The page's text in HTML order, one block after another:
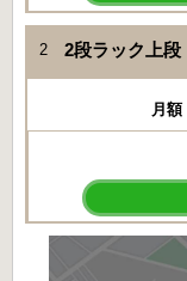
2 2段ラック上段
月額